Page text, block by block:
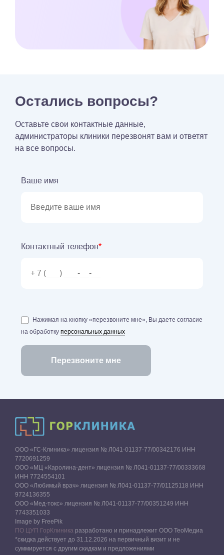
Остались вопросы?
Оставьте свои контактные данные,
администраторы клиники перезвонят вам и ответят
на все вопросы.
Ваше имя
Контактный телефон*
Нажимая на кнопку «перезвоните мне», Вы даете согласие
на обработку персональных данных
ООО «ГС-Клиника» лицензия № Л041-01137-77/00342176 ИНН
7720691259
ООО «МЦ «Каролина-дент» лицензия № Л041-01137-77/00333668
ИНН 7724554101
ООО «Любимый врач» лицензия № Л041-01137-77/01125118 ИНН
9724136355
ООО «Мед-токс» лицензия № Л041-01137-77/00351249 ИНН
7743351033
Image by FreePik
ПО ЦУП ГорКлиника разработано и принадлежит ООО ТеоМедиа
*скидка действует до 31.12.2026 на первичный визит и не
суммируется с другим скидкам и предложениями